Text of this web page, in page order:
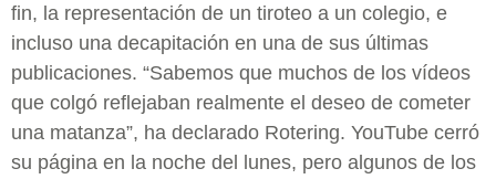
fin, la representación de un tiroteo a un colegio, e
incluso una decapitación en una de sus últimas
publicaciones. “Sabemos que muchos de los vídeos
que colgó reflejaban realmente el deseo de cometer
una matanza”, ha declarado Rotering. YouTube cerró
su página en la noche del lunes, pero algunos de los